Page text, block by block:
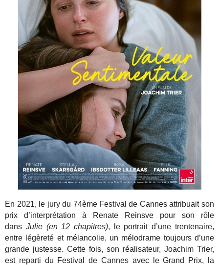
En 2021, le jury du 74ème Festival de Cannes attribuait son
prix d’interprétation à Renate Reinsve pour son rôle
dans Julie (en 12 chapitres), le portrait d’une trentenaire,
entre légèreté et mélancolie, un mélodrame toujours d’une
grande justesse. Cette fois, son réalisateur, Joachim Trier,
est reparti du Festival de Cannes avec le Grand Prix, la